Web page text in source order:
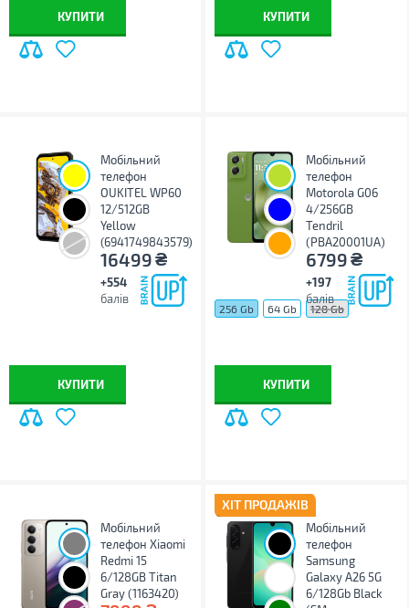
КУПИТИ КУПИТИ
Мобільний
телефон
OUKITEL WP60
12/512GB
Yellow
(6941749843579)
16499₴
+554
балів
КУПИТИ
Мобільний
телефон
Motorola G06
4/256GB
Tendril
(PBA20001UA)
6799₴
+197
балів
256 Gb 64 Gb 128 Gb
КУПИТИ
Мобільний
телефон Xiaomi
Redmi 15
6/128GB Titan
Gray (1163420)
ХІТ ПРОДАЖІВ
Мобільний
телефон
Samsung
Galaxy A26 5G
6/128Gb Black